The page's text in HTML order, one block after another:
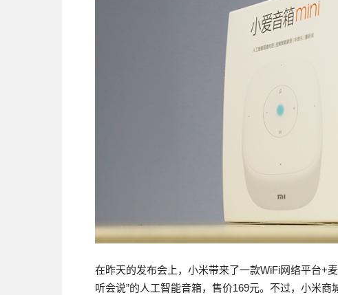
在昨天的发布会上，小米带来了一款WiFi网络平台+
听会说”的人工智能音箱，售价169元。不过，小米